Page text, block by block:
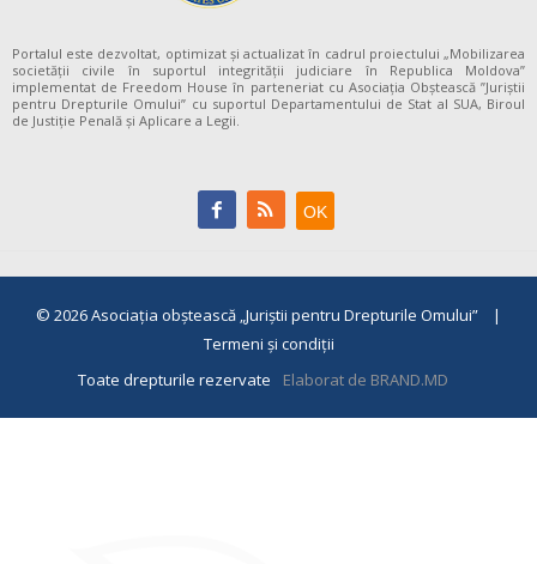
Portalul este dezvoltat, optimizat și actualizat în cadrul proiectului „Mobilizarea
societății civile în suportul integrității judiciare în Republica Moldova”
implementat de Freedom House în parteneriat cu Asociația Obștească ”Juriștii
pentru Drepturile Omului” cu suportul Departamentului de Stat al SUA, Biroul
de Justiție Penală și Aplicare a Legii.
© 2026Asociaţia obştească „Juriştii pentru Drepturile Omului” |
Termeni și condiții
Toate drepturile rezervate
Elaborat de BRAND.MD